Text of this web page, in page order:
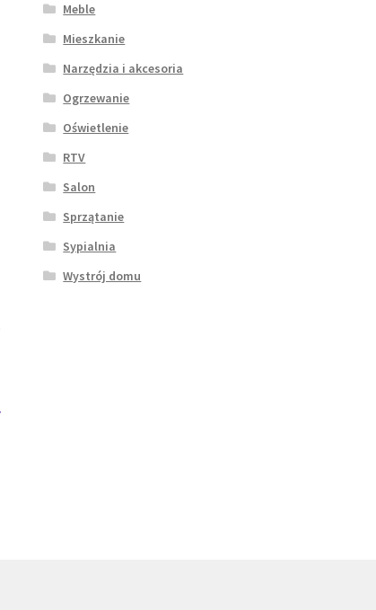
Meble
Mieszkanie
Narzędzia i akcesoria
Ogrzewanie
Oświetlenie
RTV
Salon
Sprzątanie
Sypialnia
Wystrój domu